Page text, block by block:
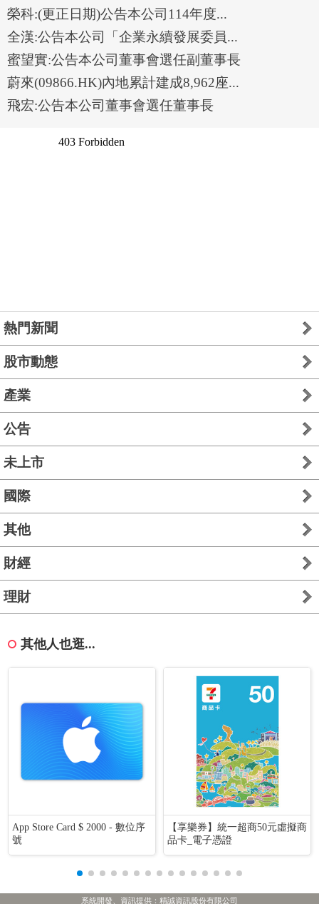
榮科:(更正日期)公告本公司114年度...
全漢:公告本公司「企業永續發展委員...
蜜望實:公告本公司董事會選任副董事長
蔚來(09866.HK)內地累計建成8,962座...
飛宏:公告本公司董事會選任董事長
熱門新聞
股市動態
產業
公告
未上市
國際
其他
財經
理財
其他人也逛...
App Store Card $ 2000 - 數位序
號
【享樂券】統一超商50元虛擬商
品卡_電子憑證
系統開發、資訊提供：精誠資訊股份有限公司